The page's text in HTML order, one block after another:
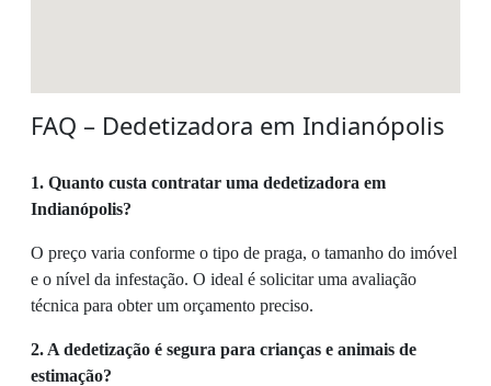
FAQ – Dedetizadora em Indianópolis
1. Quanto custa contratar uma dedetizadora em
Indianópolis?
O preço varia conforme o tipo de praga, o tamanho do imóvel
e o nível da infestação. O ideal é solicitar uma avaliação
técnica para obter um orçamento preciso.
2. A dedetização é segura para crianças e animais de
estimação?